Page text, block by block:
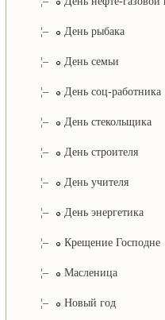
¦– День рыбака
¦– День семьи
¦– День соц-работника
¦– День стекольщика
¦– День строителя
¦– День учителя
¦– День энергетика
¦– Крещение Господне
¦– Масленица
¦– Новый год